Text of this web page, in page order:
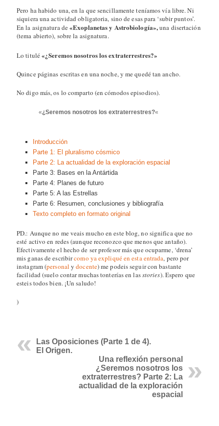
Pero ha habido una, en la que sencillamente teníamos vía libre. Ni
siquiera una actividad obligatoria, sino de esas para ‘subir puntos’.
En la asignatura de«Exoplanetas y Astrobiología»,una disertación
(tema abierto), sobre la asignatura.
Lo titulé«¿Seremos nosotros los extraterrestres?»
Quince páginas escritas en una noche, y me quedé tan ancho.
No digo más, os lo comparto (en cómodos episodios).
«¿Seremos nosotros los extraterrestres?«
Introducción
Parte 1: El pluralismo cósmico
Parte 2: La actualidad de la exploración espacial
Parte 3: Bases en la Antártida
Parte 4: Planes de futuro
Parte 5: A las Estrellas
Parte 6: Resumen, conclusiones y bibliografía
Texto completo en formato original
PD.: Aunque no me veais mucho en este blog, no significa que no
esté activo en redes (aunque reconozco que menos que antaño).
Efectivamente el hecho de ser profesor más que ocuparme, ‘drena’
mis ganas de escribircomo ya expliqué en esta entrada, pero por
instagram (personalydocente) me podeis seguir con bastante
facilidad (suelo contar muchas tonterías en lasstories). Espero que
esteis todos bien. ¡Un saludo!
)
Las Oposiciones (Parte 1 de 4).
El Origen.
Una reflexión personal
¿Seremos nosotros los
extraterrestres? Parte 2: La
actualidad de la exploración
espacial